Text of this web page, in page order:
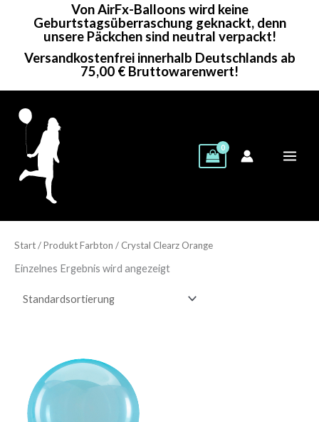
Von AirFx-Balloons wird keine
Geburtstagsüberraschung geknackt, denn
unsere Päckchen sind neutral verpackt!
Versandkostenfrei innerhalb Deutschlands ab
75,00 € Bruttowarenwert!
Start/ Produkt Farbton / Crystal Clearz Orange
Einzelnes Ergebnis wird angezeigt